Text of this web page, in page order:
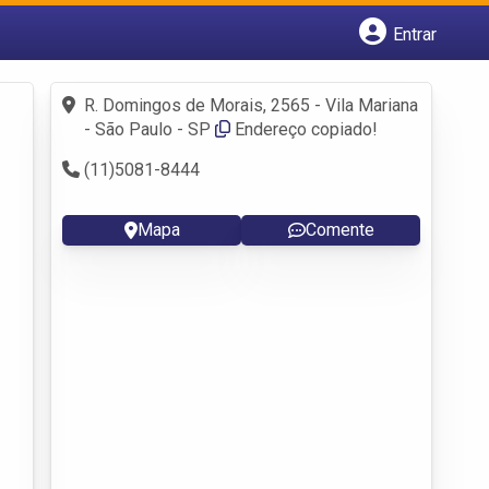
Entrar
Fazer login
Criar conta
R. Domingos de Morais, 2565 - Vila Mariana
- São Paulo - SP
Endereço copiado!
(11)5081-8444
Mapa Comente